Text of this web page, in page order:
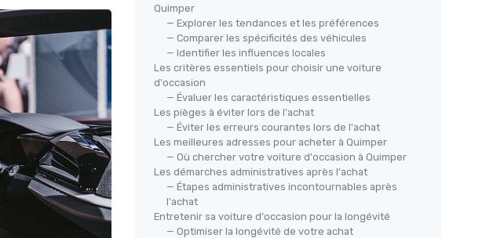
Quimper
— Explorer les tendances et les préférences
— Comparer les spécificités des véhicules
— Identifier les influences locales
Les critères essentiels pour choisir une voiture
d'occasion
— Évaluer les caractéristiques essentielles
Les pièges à éviter lors de l'achat
— Éviter les erreurs courantes lors de l'achat
Les meilleures adresses pour acheter à Quimper
— Où chercher votre voiture d'occasion à Quimper
Les démarches administratives après l'achat
— Étapes administratives incontournables après
l'achat
Entretenir sa voiture d'occasion pour la longévité
— Optimiser la longévité de votre achat